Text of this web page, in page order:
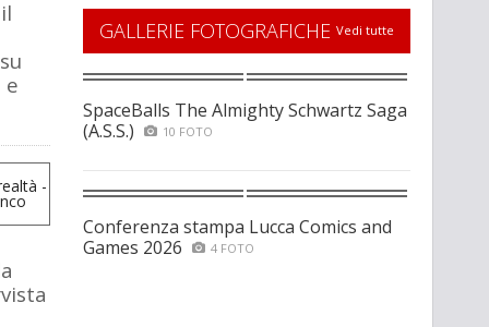
e
GALLERIE FOTOGRAFICHE Vedi tutte
SpaceBalls The Almighty Schwartz Saga
(A.S.S.)
10 FOTO
Conferenza stampa Lucca Comics and
Games 2026
4 FOTO